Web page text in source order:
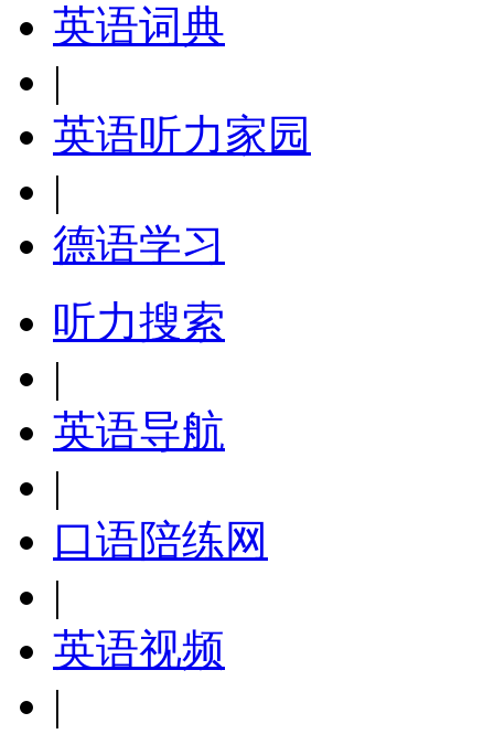
英语词典
|
英语听力家园
|
德语学习
听力搜索
|
英语导航
|
口语陪练网
|
英语视频
|